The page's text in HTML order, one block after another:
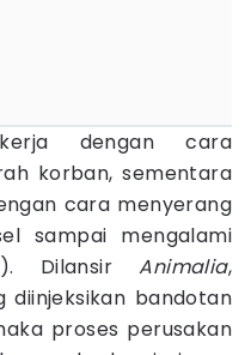
dengan cara
korban, sementara
cara menyerang
sampai mengalami
DilansirAnimalia,
diinjeksikan bandotan
proses perusakan